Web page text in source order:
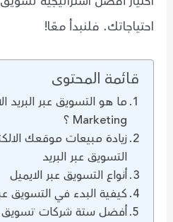
احتياجاتك. فلنبدأ معًا!
قائمة المحتوى
Marketing ؟
زيادة مبيعات موقعك
التسويق عبر البريد
أنواع التسويق عبر الايميل
كيفية البدء في التسويق
أفضل ستة شركات تسويق